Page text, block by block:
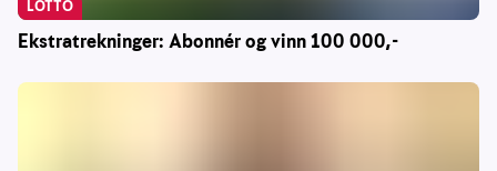
Ekstratrekninger: Abonnér og vinn 100 000,-
LOTTO